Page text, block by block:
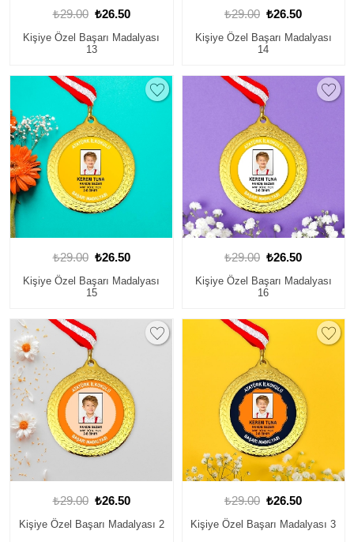
₺29.00 ₺26.50
Kişiye Özel Başarı Madalyası
13
₺29.00 ₺26.50
Kişiye Özel Başarı Madalyası
14
₺29.00 ₺26.50
Kişiye Özel Başarı Madalyası
15
₺29.00 ₺26.50
Kişiye Özel Başarı Madalyası
16
₺29.00 ₺26.50
Kişiye Özel Başarı Madalyası 2
₺29.00 ₺26.50
Kişiye Özel Başarı Madalyası 3